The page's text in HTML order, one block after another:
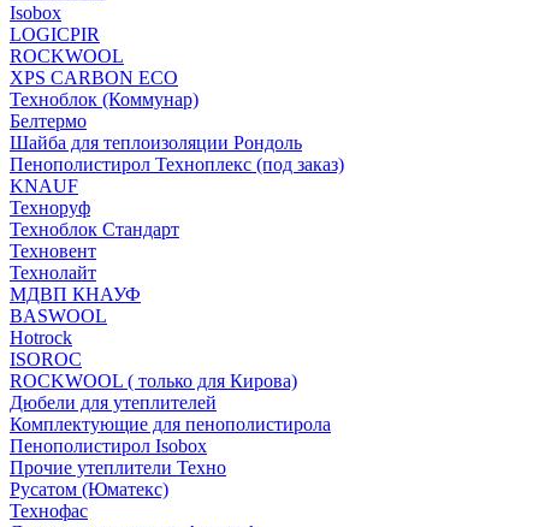
Isobox
LOGICPIR
ROCKWOOL
XPS CARBON ECO
Техноблок (Коммунар)
Белтермо
Шайба для теплоизоляции Рондоль
Пенополистирол Техноплекс (под заказ)
KNАUF
Технoруф
Техноблок Стандарт
Техновент
Технолайт
МДВП КНАУФ
BASWOOL
Hotrock
ISOROC
ROCKWOOL ( только для Кирова)
Дюбели для утеплителей
Комплектующие для пенополистирола
Пенополистирол Isobox
Прочие утеплители Техно
Русатом (Юматекс)
Технофас